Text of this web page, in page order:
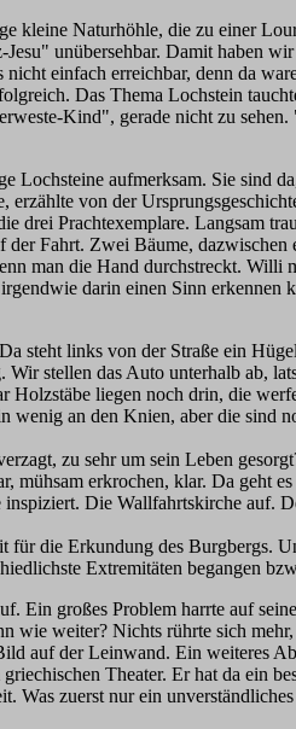
kleine Naturhöhle, die zu einer
unübersehbar. Damit haben
einfach erreichbar, denn da
Das Thema Lochstein
Kind", gerade nicht zu
aufmerksam. Sie sind
erzählte von der
drei Prachtexemplare. Langsam
Fahrt. Zwei Bäume,
man die Hand durchstreckt.
darin einen Sinn
steht links von der Straße ein
stellen das Auto unterhalb ab,
liegen noch drin, die
an den Knien, aber die sind
zu sehr um sein Leben
erkrochen, klar. Da geht
Die Wallfahrtskirche auf.
die Erkundung des
Extremitäten begangen
Ein großes Problem harrte auf
wie weiter? Nichts rührte sich
auf der Leinwand. Ein weiteres
Theater. Er hat da ein
Was zuerst nur ein